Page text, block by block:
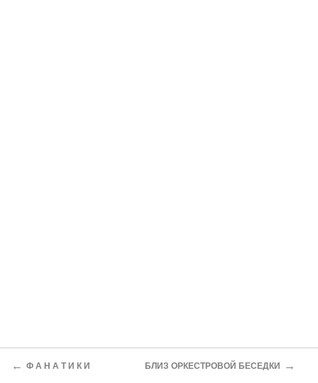
← Ф А Н А Т И К И БЛИЗ ОРКЕСТРОВОЙ БЕСЕДКИ →